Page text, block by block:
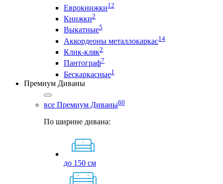
Еврокнижки12
Книжки2
Выкатные5
Аккордеоны металлокаркас14
Клик-кляк2
Пантограф7
Бескаркасные1
Премиум Диваны
все Премиум Диваны60
По ширине дивана:
до 150 см